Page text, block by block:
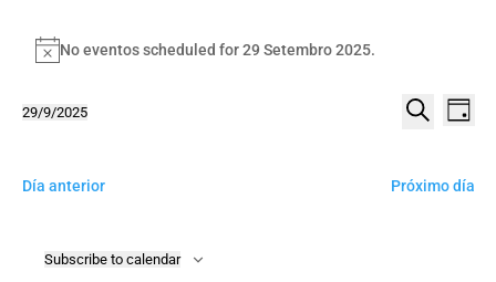
EVENTOS
FOR
SETEMBRO
Notice
No eventos scheduled for 29 Setembro 2025.
DE
DE
Day
29/9/2025
Día anterior
Próximo día
Subscribe to calendar